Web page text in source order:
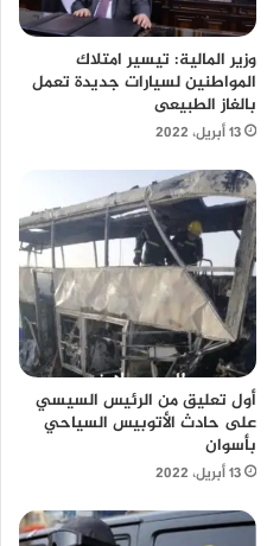
وزير المالية: تيسير امتلاك
المواطنين لسيارات جديدة تعمل
بالغاز الطبيعى
13 أبريل، 2022
أول تعليق من الرئيس السيسي
على حادث الأتوبيس السياحي
بأسوان
13 أبريل، 2022